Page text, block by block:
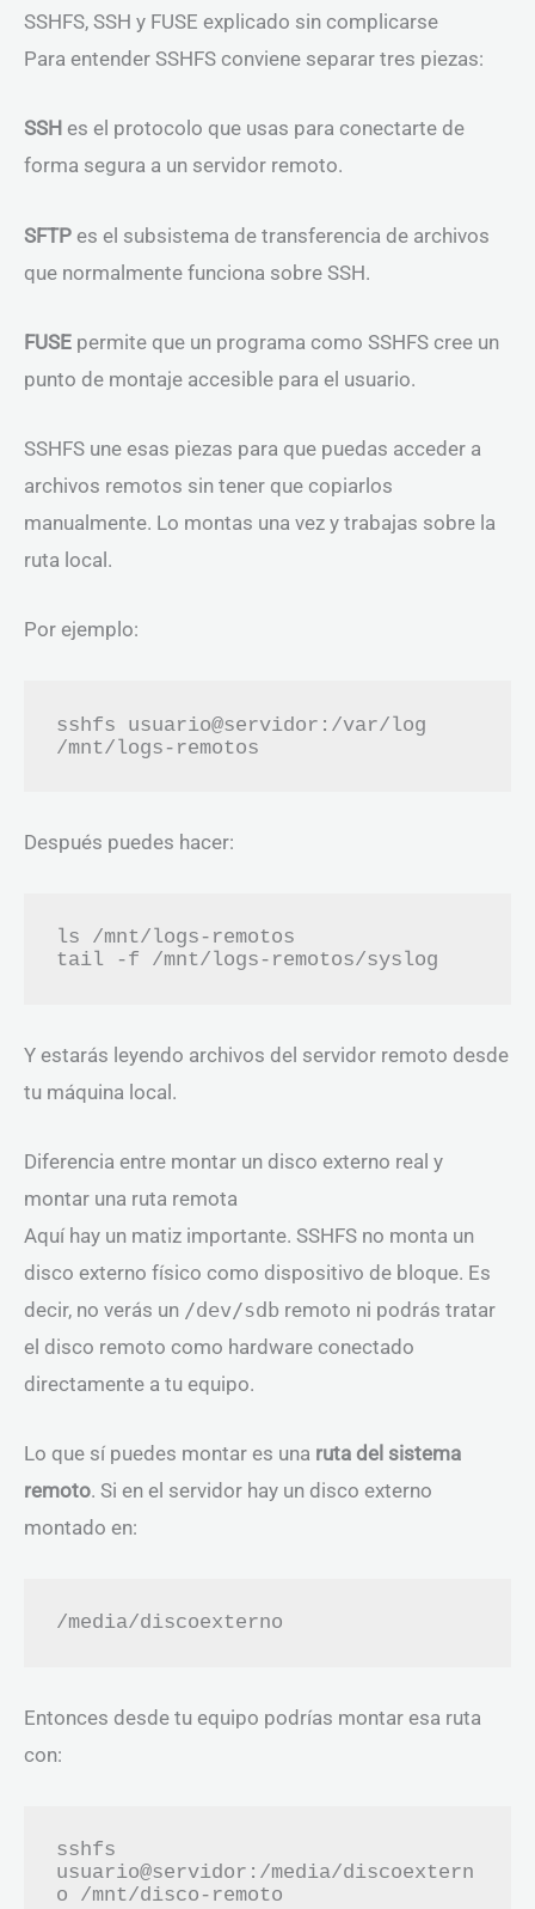
SSHFS, SSH y FUSE explicado sin complicarse
Para entender SSHFS conviene separar tres piezas:
SSH es el protocolo que usas para conectarte de
forma segura a un servidor remoto.
SFTP es el subsistema de transferencia de archivos
que normalmente funciona sobre SSH.
FUSE permite que un programa como SSHFS cree un
punto de montaje accesible para el usuario.
SSHFS une esas piezas para que puedas acceder a
archivos remotos sin tener que copiarlos
manualmente. Lo montas una vez y trabajas sobre la
ruta local.
Por ejemplo:
sshfs usuario@servidor:/var/log
/mnt/logs-remotos
Después puedes hacer:
ls /mnt/logs-remotos
tail -f /mnt/logs-remotos/syslog
Y estarás leyendo archivos del servidor remoto desde
tu máquina local.
Diferencia entre montar un disco externo real y
montar una ruta remota
Aquí hay un matiz importante. SSHFS no monta un
disco externo físico como dispositivo de bloque. Es
decir, no verás un /dev/sdb remoto ni podrás tratar
el disco remoto como hardware conectado
directamente a tu equipo.
Lo que sí puedes montar es una ruta del sistema
remoto. Si en el servidor hay un disco externo
montado en:
/media/discoexterno
Entonces desde tu equipo podrías montar esa ruta
con:
sshfs
usuario@servidor:/media/discoextern
o /mnt/disco-remoto